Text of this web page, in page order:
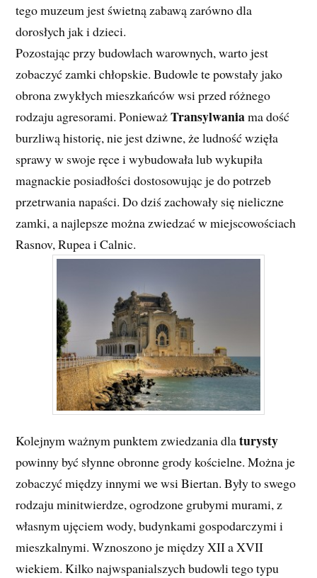
tego muzeum jest świetną zabawą zarówno dla
dorosłych jak i dzieci.
Pozostając przy budowlach warownych, warto jest
zobaczyć zamki chłopskie. Budowle te powstały jako
obrona zwykłych mieszkańców wsi przed różnego
rodzaju agresorami. PonieważTransylwaniama dość
burzliwą historię, nie jest dziwne, że ludność wzięła
sprawy w swoje ręce i wybudowała lub wykupiła
magnackie posiadłości dostosowując je do potrzeb
przetrwania napaści. Do dziś zachowały się nieliczne
zamki, a najlepsze można zwiedzać w miejscowościach
Rasnov, Rupea i Calnic.
Kolejnym ważnym punktem zwiedzania dlaturysty
powinny być słynne obronne grody kościelne. Można je
zobaczyć między innymi we wsi Biertan. Były to swego
rodzaju minitwierdze, ogrodzone grubymi murami, z
własnym ujęciem wody, budynkami gospodarczymi i
mieszkalnymi. Wznoszono je między XII a XVII
wiekiem. Kilko najwspanialszych budowli tego typu